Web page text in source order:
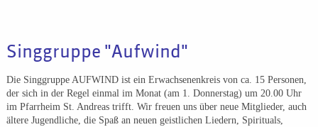
Singgruppe "Aufwind"
Die Singgruppe AUFWIND ist ein Erwachsenenkreis von ca. 15 Personen,
der sich in der Regel einmal im Monat (am 1. Donnerstag) um 20.00 Uhr
im Pfarrheim St. Andreas trifft. Wir freuen uns über neue Mitglieder, auch
ältere Jugendliche, die Spaß an neuen geistlichen Liedern, Spirituals,